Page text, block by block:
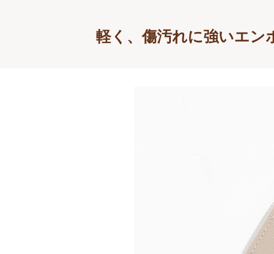
軽く、傷汚れに強いエン